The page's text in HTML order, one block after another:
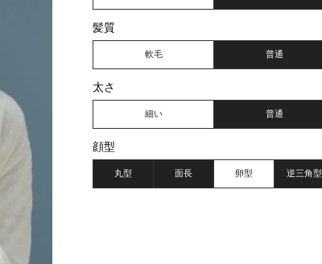
髪質
軟毛 普通
太さ
細い 普通
顔型
丸型 面長 卵型 逆三角型